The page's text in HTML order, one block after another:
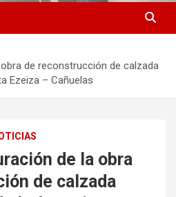
de reconstrucción de calzada
Ezeiza – Cañuelas
de la obra
de calzada